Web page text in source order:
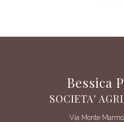
Bessica
SOCIETA'
Via Monte